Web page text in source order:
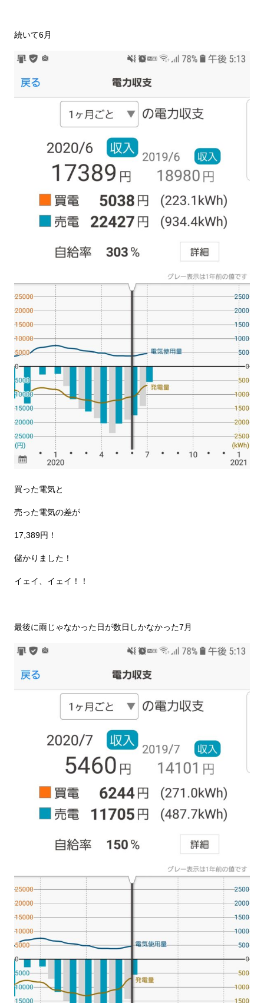
続いて6月
買った電気と
売った電気の差が
17,389円！
儲かりました！
イェイ、イェイ！！
最後に雨じゃなかった日が数日しかなかった7月